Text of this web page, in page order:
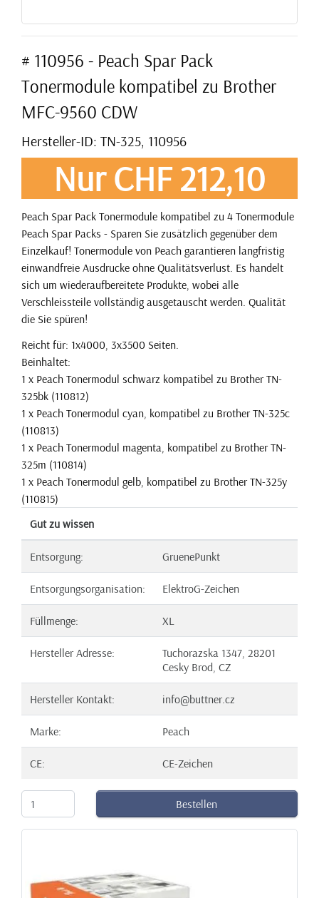
# 110956 - Peach Spar Pack
Tonermodule kompatibel zu Brother
MFC-9560 CDW
Hersteller-ID: TN-325, 110956
Nur CHF 212,10
Peach Spar Pack Tonermodule kompatibel zu 4 Tonermodule
Peach Spar Packs - Sparen Sie zusätzlich gegenüber dem
Einzelkauf! Tonermodule von Peach garantieren langfristig
einwandfreie Ausdrucke ohne Qualitätsverlust. Es handelt
sich um wiederaufbereitete Produkte, wobei alle
Verschleissteile vollständig ausgetauscht werden. Qualität
die Sie spüren!
Reicht für: 1x4000, 3x3500 Seiten.
Beinhaltet:
1 x Peach Tonermodul schwarz kompatibel zu Brother TN-
325bk (110812)
1 x Peach Tonermodul cyan, kompatibel zu Brother TN-325c
(110813)
1 x Peach Tonermodul magenta, kompatibel zu Brother TN-
325m (110814)
1 x Peach Tonermodul gelb, kompatibel zu Brother TN-325y
(110815)
Gut zu wissen
Entsorgung: GruenePunkt
Entsorgungsorganisation: ElektroG-Zeichen
Füllmenge: XL
Hersteller Adresse:
Tuchorazska 1347, 28201
Cesky Brod, CZ
Hersteller Kontakt: info@buttner.cz
Marke: Peach
CE: CE-Zeichen
Bestellen